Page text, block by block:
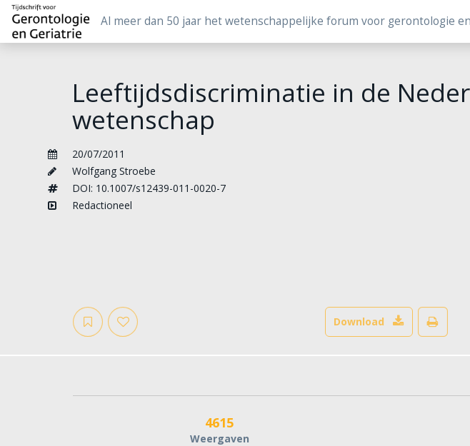
Al meer dan 50 jaar het wetenschappelijke forum voor gerontologie
Leeftijdsdiscriminatie in de
wetenschap
20/07/2011
Wolfgang Stroebe
DOI: 10.1007/s12439-011-0020-7
Redactioneel
Download
4615
Weergaven